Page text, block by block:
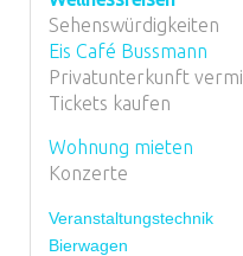
Sehenswürdigkeiten
Eis Café Bussmann
Privatunterkunft
Tickets kaufen
Wohnung mieten
Konzerte
Veranstaltungstechnik
Bierwagen